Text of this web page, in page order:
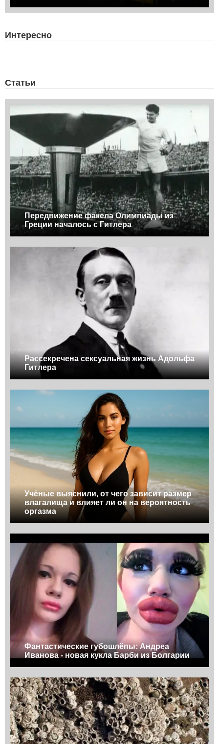
Интересно
Статьи
Передвижение факела Олимпиады из
Греции началось с Гитлера
Рассекречена сексуальная жизнь Адольфа
Гитлера
Учёные выяснили, от чего зависит размер
влагалища и влияет ли он на вероятность
оргазма
Фантастические губошлёпы: Андреа
Иванова - новая кукла Барби из Болгарии